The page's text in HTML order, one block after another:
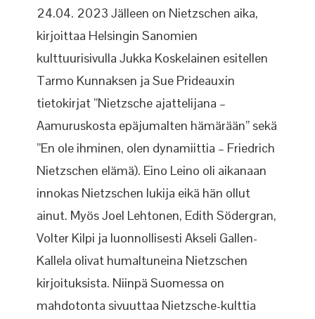
24.04. 2023 Jälleen on Nietzschen aika,
kirjoittaa Helsingin Sanomien
kulttuurisivulla Jukka Koskelainen esitellen
Tarmo Kunnaksen ja Sue Prideauxin
tietokirjat ”Nietzsche ajattelijana –
Aamuruskosta epäjumalten hämärään” sekä
”En ole ihminen, olen dynamiittia – Friedrich
Nietzschen elämä). Eino Leino oli aikanaan
innokas Nietzschen lukija eikä hän ollut
ainut. Myös Joel Lehtonen, Edith Södergran,
Volter Kilpi ja luonnollisesti Akseli Gallen-
Kallela olivat humaltuneina Nietzschen
kirjoituksista. Niinpä Suomessa on
mahdotonta sivuuttaa Nietzsche-kulttia